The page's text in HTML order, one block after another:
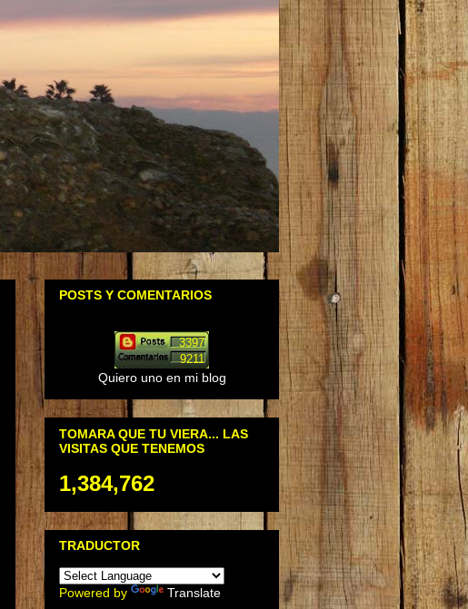
POSTS Y COMENTARIOS
3397
9211
Quiero uno en mi blog
TOMARA QUE TU VIERA... LAS
VISITAS QUE TENEMOS
1,384,762
TRADUCTOR
Powered by Translate